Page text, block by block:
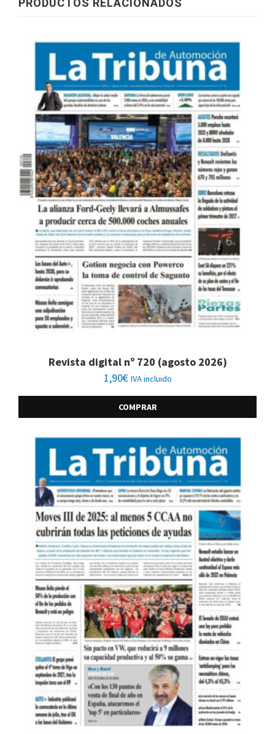
PRODUCTOS RELACIONADOS
Revista digital nº 720 (agosto 2026)
1,90€ IVA incluido
COMPRAR